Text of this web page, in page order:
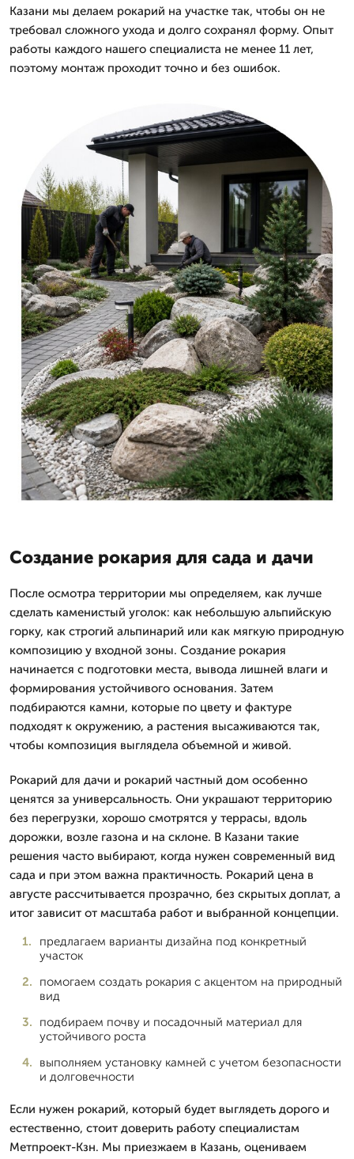
Казани мы делаем рокарий на участке так, чтобы он не
требовал сложного ухода и долго сохранял форму. Опыт
работы каждого нашего специалиста не менее 11 лет,
поэтому монтаж проходит точно и без ошибок.
Создание рокария для сада и дачи
После осмотра территории мы определяем, как лучше
сделать каменистый уголок: как небольшую альпийскую
горку, как строгий альпинарий или как мягкую природную
композицию у входной зоны. Создание рокария
начинается с подготовки места, вывода лишней влаги и
формирования устойчивого основания. Затем
подбираются камни, которые по цвету и фактуре
подходят к окружению, а растения высаживаются так,
чтобы композиция выглядела объемной и живой.
Рокарий для дачи и рокарий частный дом особенно
ценятся за универсальность. Они украшают территорию
без перегрузки, хорошо смотрятся у террасы, вдоль
дорожки, возле газона и на склоне. В Казани такие
решения часто выбирают, когда нужен современный вид
сада и при этом важна практичность. Рокарий цена в
августе рассчитывается прозрачно, без скрытых доплат, а
итог зависит от масштаба работ и выбранной концепции.
предлагаем варианты дизайна под конкретный
участок
помогаем создать рокария с акцентом на природный
вид
подбираем почву и посадочный материал для
устойчивого роста
выполняем установку камней с учетом безопасности
и долговечности
Если нужен рокарий, который будет выглядеть дорого и
естественно, стоит доверить работу специалистам
Метпроект-Кзн. Мы приезжаем в Казань, оцениваем